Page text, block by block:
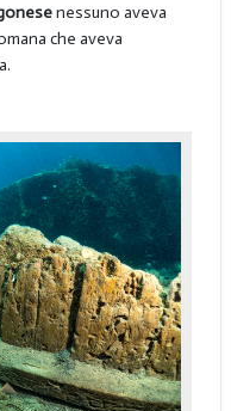
nessuno aveva
che aveva